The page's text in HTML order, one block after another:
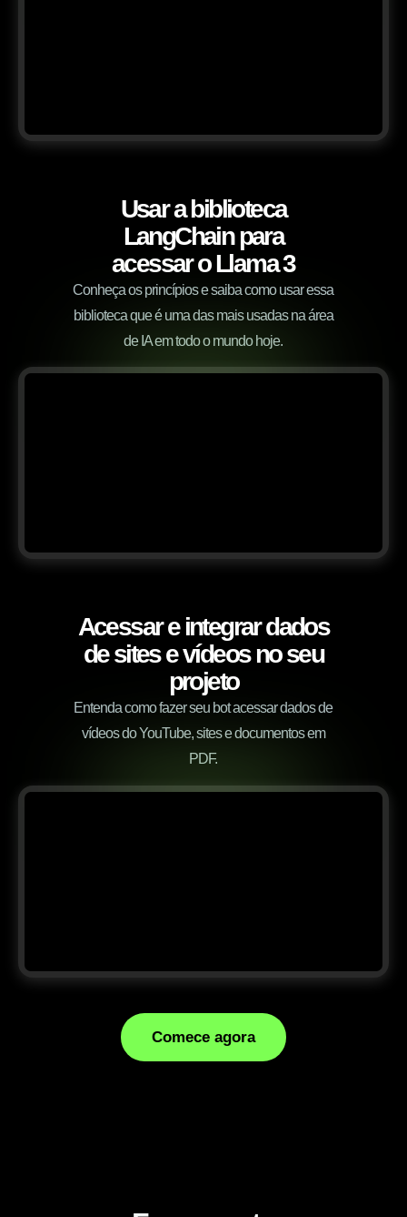
Usar a biblioteca
LangChain para
acessar o Llama 3
Conheça os princípios e saiba como usar essa
biblioteca que é uma das mais usadas na área
de IA em todo o mundo hoje.
Acessar e integrar dados
de sites e vídeos no seu
projeto
Entenda como fazer seu bot acessar dados de
vídeos do YouTube, sites e documentos em
PDF.
Comece agora